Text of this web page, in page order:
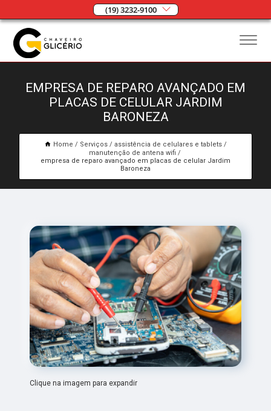
(19) 3232-9100
EMPRESA DE REPARO AVANÇADO EM
PLACAS DE CELULAR JARDIM
BARONEZA
Home Serviços
assistência de celulares e tablets
manutenção de antena wifi
empresa de reparo avançado em placas de celular Jardim
Baroneza
Clique na imagem para expandir